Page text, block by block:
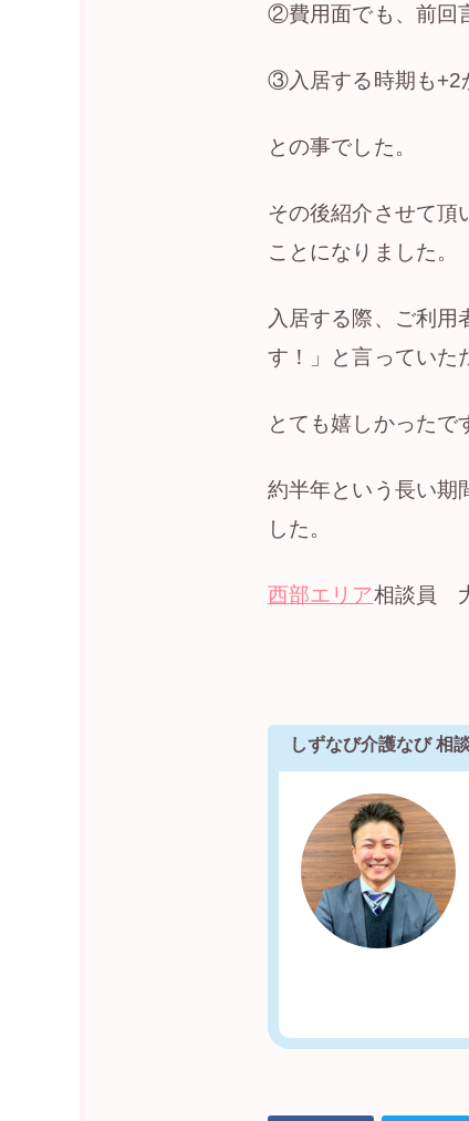
②費用面でも、前回
③入居する時期も+2
との事でした。
その後紹介させて頂
ことになりました。
入居する際、ご利用
す！」と言っていた
とても嬉しかったで
約半年という長い期
した。
西部エリア相談員
しずなび介護なび 相